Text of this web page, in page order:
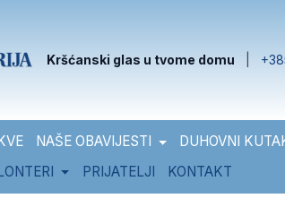
Kršćanski glas u tvome domu
NAŠE OBAVIJESTI DUHOVNI
PRIJATELJI KONTAKT